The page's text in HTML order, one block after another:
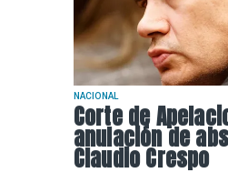
NACIONAL
Corte de
anulación de
Claudio Crespo